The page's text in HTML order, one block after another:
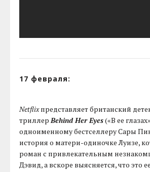
17 февраля:
Netflixпредставляет британский
триллерBehind Her Eyes(«В ее
одноименному бестселлеру Сары
история о матери-одиночке Луизе,
роман с привлекательным
Дэвид, а вскоре выясняется, что это